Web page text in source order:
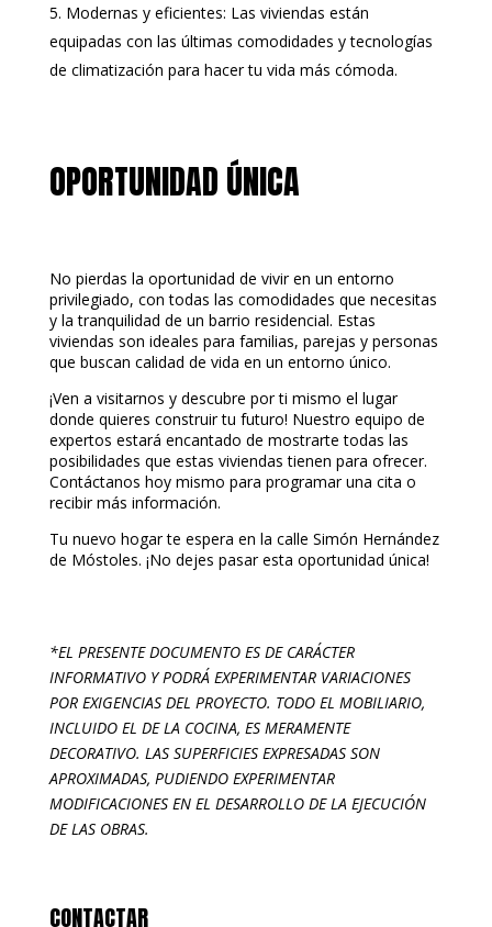
Modernas y eficientes: Las viviendas están
equipadas con las últimas comodidades y tecnologías
de climatización para hacer tu vida más cómoda.
OPORTUNIDAD ÚNICA
No pierdas la oportunidad de vivir en un entorno
privilegiado, con todas las comodidades que necesitas
y la tranquilidad de un barrio residencial. Estas
viviendas son ideales para familias, parejas y personas
que buscan calidad de vida en un entorno único.
¡Ven a visitarnos y descubre por ti mismo el lugar
donde quieres construir tu futuro! Nuestro equipo de
expertos estará encantado de mostrarte todas las
posibilidades que estas viviendas tienen para ofrecer.
Contáctanos hoy mismo para programar una cita o
recibir más información.
Tu nuevo hogar te espera en la calle Simón Hernández
de Móstoles. ¡No dejes pasar esta oportunidad única!
*EL PRESENTE DOCUMENTO ES DE CARÁCTER
INFORMATIVO Y PODRÁ EXPERIMENTAR VARIACIONES
POR EXIGENCIAS DEL PROYECTO. TODO EL MOBILIARIO,
INCLUIDO EL DE LA COCINA, ES MERAMENTE
DECORATIVO. LAS SUPERFICIES EXPRESADAS SON
APROXIMADAS, PUDIENDO EXPERIMENTAR
MODIFICACIONES EN EL DESARROLLO DE LA EJECUCIÓN
DE LAS OBRAS.
CONTACTAR